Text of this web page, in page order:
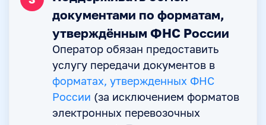
документами по форматам,
утверждённым ФНС России
Оператор обязан предоставить
услугу передачи документов в
форматах, утвержденных ФНС
России (за исключением форматов
электронных перевозочных